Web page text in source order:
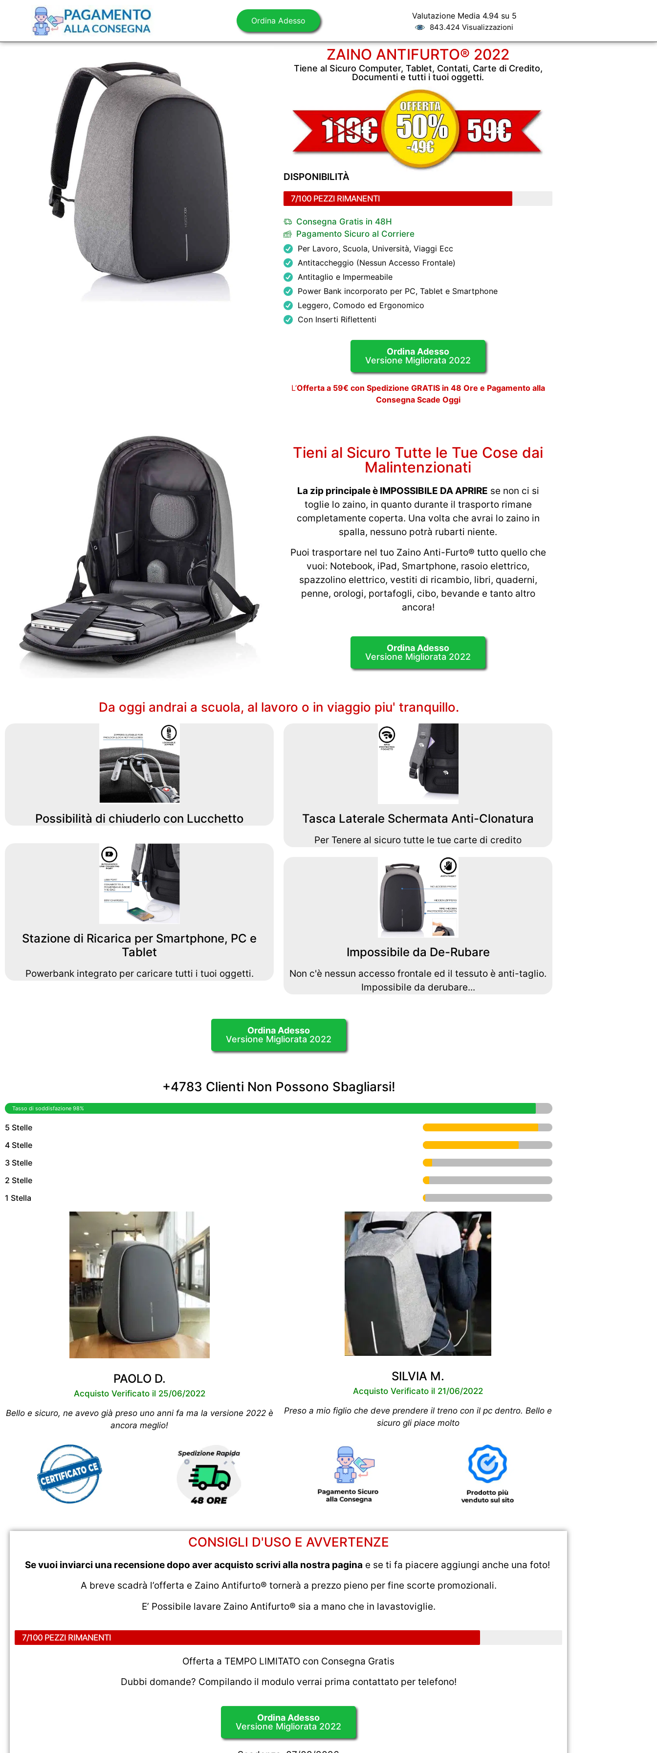
Ordina Adesso Valutazione Media 4.94 su 5
843.424 Visualizzazioni
ZAINO ANTIFURTO® 2022
Tiene al Sicuro Computer, Tablet, Contati, Carte di Credito,
Documenti e tutti i tuoi oggetti.
DISPONIBILITÀ
7/100 PEZZI RIMANENTI
Consegna Gratis in 48H
Pagamento Sicuro al Corriere
Per Lavoro, Scuola, Università, Viaggi Ecc
Antitaccheggio (Nessun Accesso Frontale)
Antitaglio e Impermeabile
Power Bank incorporato per PC, Tablet e Smartphone
Leggero, Comodo ed Ergonomico
Con Inserti Riflettenti
Ordina Adesso
Versione Migliorata 2022
L’Offerta a 59€ con Spedizione GRATIS in 48 Ore e Pagamento alla
Consegna Scade Oggi
Tieni al Sicuro Tutte le Tue Cose dai
Malintenzionati
La zip principale è IMPOSSIBILE DA APRIRE se non ci si
toglie lo zaino, in quanto durante il trasporto rimane
completamente coperta. Una volta che avrai lo zaino in
spalla, nessuno potrà rubarti niente.
Puoi trasportare nel tuo Zaino Anti-Furto® tutto quello che
vuoi: Notebook, iPad, Smartphone, rasoio elettrico,
spazzolino elettrico, vestiti di ricambio, libri, quaderni,
penne, orologi, portafogli, cibo, bevande e tanto altro
ancora!
Ordina Adesso
Versione Migliorata 2022
Da oggi andrai a scuola, al lavoro o in viaggio piu' tranquillo.
Possibilità di chiuderlo con Lucchetto
Stazione di Ricarica per Smartphone, PC e
Tablet
Powerbank integrato per caricare tutti i tuoi oggetti.
Tasca Laterale Schermata Anti-Clonatura
Per Tenere al sicuro tutte le tue carte di credito
Impossibile da De-Rubare
Non c'è nessun accesso frontale ed il tessuto è anti-taglio.
Impossibile da derubare...
Ordina Adesso
Versione Migliorata 2022
+4783 Clienti Non Possono Sbagliarsi!
Tasso di soddisfazione 98%
5 Stelle
4 Stelle
3 Stelle
2 Stelle
1 Stella
PAOLO D.
Acquisto Verificato il 25/06/2022
Bello e sicuro, ne avevo già preso uno anni fa ma la versione 2022 è
ancora meglio!
SILVIA M.
Acquisto Verificato il 21/06/2022
Preso a mio figlio che deve prendere il treno con il pc dentro. Bello e
sicuro gli piace molto
CONSIGLI D'USO E AVVERTENZE
Se vuoi inviarci una recensione dopo aver acquisto scrivi alla nostra pagina e se ti fa piacere aggiungi anche una foto!
A breve scadrà l’offerta e Zaino Antifurto® tornerà a prezzo pieno per fine scorte promozionali.
E’ Possibile lavare Zaino Antifurto® sia a mano che in lavastoviglie.
7/100 PEZZI RIMANENTI
Offerta a TEMPO LIMITATO con Consegna Gratis
Dubbi domande? Compilando il modulo verrai prima contattato per telefono!
Ordina Adesso
Versione Migliorata 2022